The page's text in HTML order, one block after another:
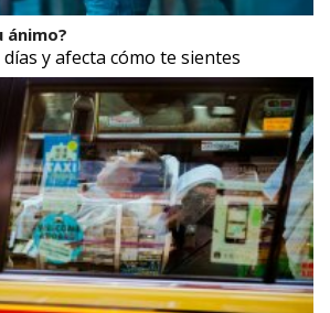
ánimo?
y afecta cómo te sientes